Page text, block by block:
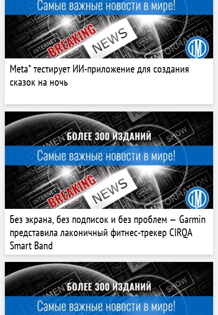
Meta* тестирует ИИ-приложение для создания
сказок на ночь
Без экрана, без подписок и без проблем — Garmin
представила лаконичный фитнес-трекер CIRQA
Smart Band